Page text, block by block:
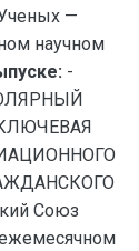
—
научном
-
Союз